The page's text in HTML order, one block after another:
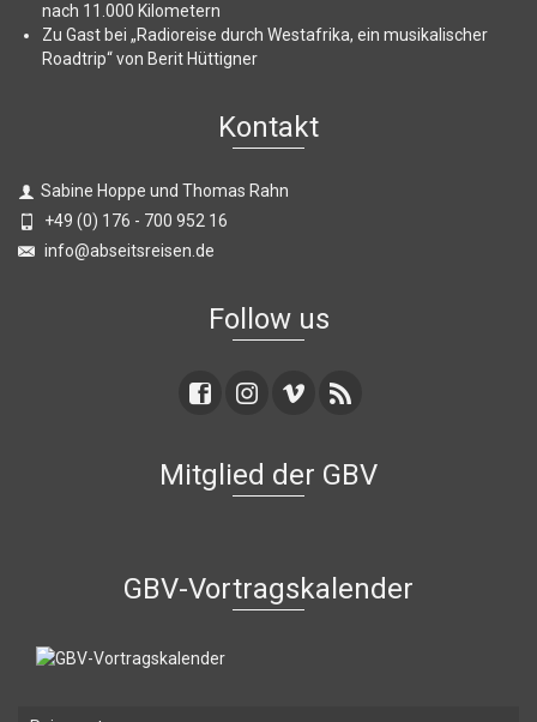
nach 11.000 Kilometern
Zu Gast bei „Radioreise durch Westafrika, ein musikalischer
Roadtrip“ von Berit Hüttigner
Kontakt
Sabine Hoppe und Thomas Rahn
+49 (0) 176 - 700 952 16
info@abseitsreisen.de
Follow us
Mitglied der GBV
GBV-Vortragskalender